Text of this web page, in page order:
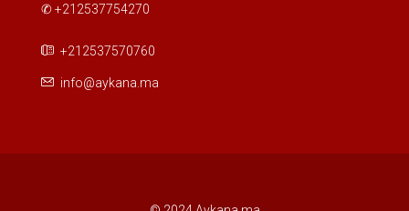
✆ +212537754270
+212537570760
info@aykana.ma